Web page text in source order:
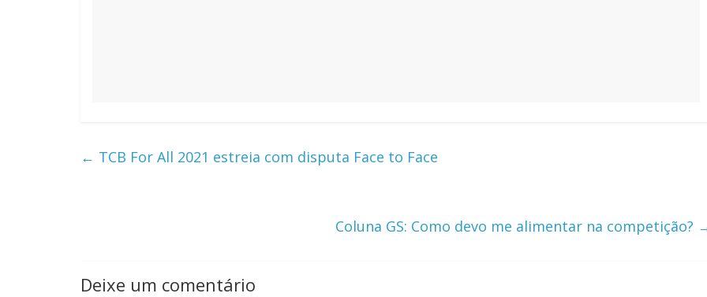
← TCB For All 2021 estreia com disputa Face to Face
Coluna GS: Como devo me alimentar na competição?
Deixe um comentário